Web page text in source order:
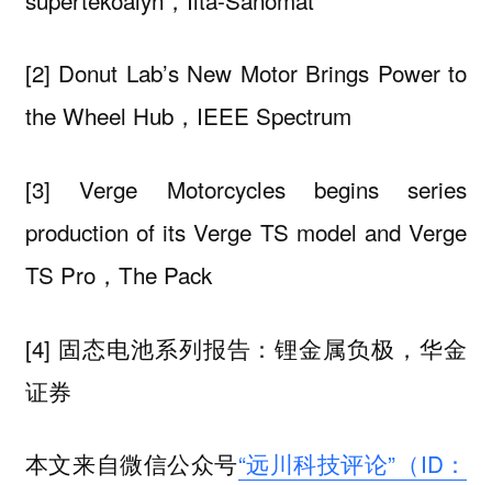
[2] Donut Lab’s New Motor Brings Power to
the Wheel Hub，IEEE Spectrum
[3] Verge Motorcycles begins series
production of its Verge TS model and Verge
TS Pro，The Pack
[4] 固态电池系列报告：锂金属负极，华金
证券
本文来自微信公众号“远川科技评论”（ID：